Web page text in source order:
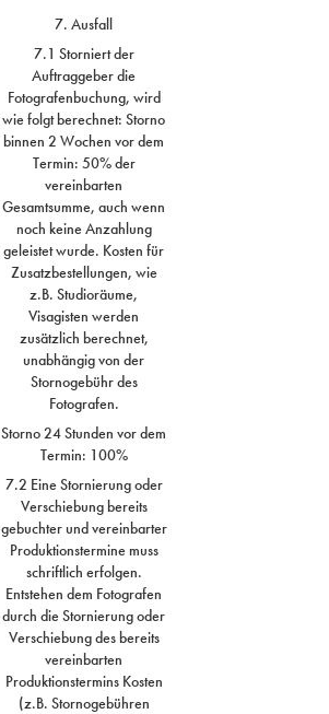
7. Ausfall
7.1 Storniert der
Auftraggeber die
Fotografenbuchung, wird
wie folgt berechnet: Storno
binnen 2 Wochen vor dem
Termin: 50% der
vereinbarten
Gesamtsumme, auch wenn
noch keine Anzahlung
geleistet wurde. Kosten für
Zusatzbestellungen, wie
z.B. Studioräume,
Visagisten werden
zusätzlich berechnet,
unabhängig von der
Stornogebühr des
Fotografen.
Storno 24 Stunden vor dem
Termin: 100%
7.2 Eine Stornierung oder
Verschiebung bereits
gebuchter und vereinbarter
Produktionstermine muss
schriftlich erfolgen.
Entstehen dem Fotografen
durch die Stornierung oder
Verschiebung des bereits
vereinbarten
Produktionstermins Kosten
(z.B. Stornogebühren